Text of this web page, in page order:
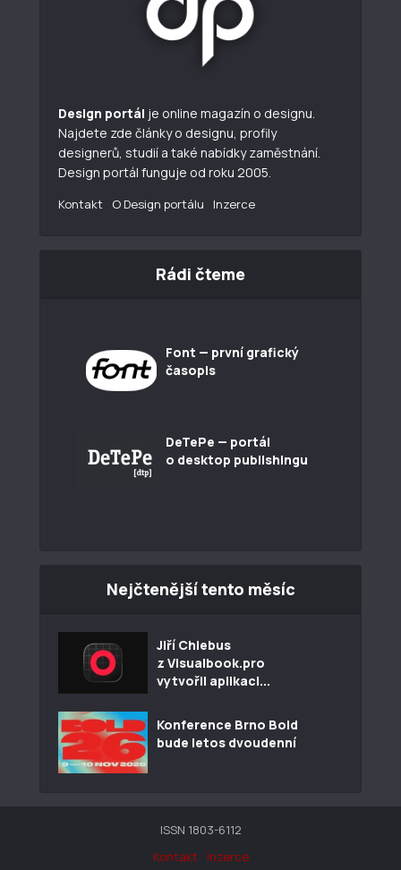
Design portál je online magazín o designu.
Najdete zde články o designu, profily
designerů, studií a také nabídky zaměstnání.
Design portál funguje od roku 2005.
Kontakt O Design portálu Inzerce
Rádi čteme
Font — první grafický
časopis
DeTePe — portál
o desktop publishingu
Nejčtenější tento měsíc
Jiří Chlebus
z Visualbook.pro
vytvořil aplikaci...
Konference Brno Bold
bude letos dvoudenní
ISSN 1803-6112
Kontakt
Inzerce